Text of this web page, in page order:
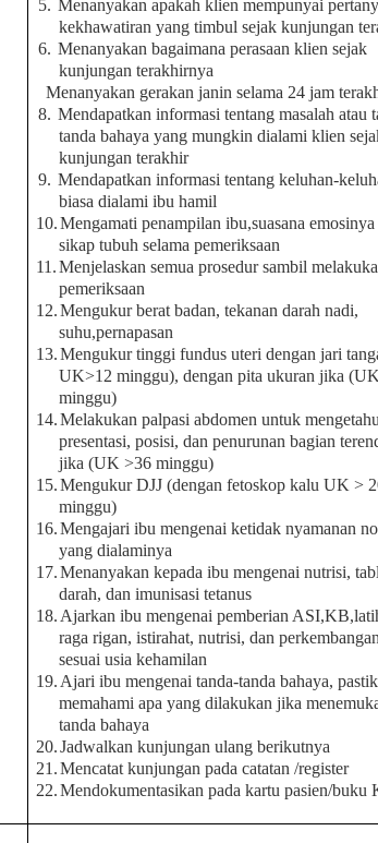
5. Menanyakan apakah klien mempunyai
kekhawatiran yang timbul sejak kunjungan
6. Menanyakan bagaimana perasaan klien sejak
kunjungan terakhirnya
Menanyakan gerakan janin selama 24 jam
8. Mendapatkan informasi tentang masalah atau
tanda bahaya yang mungkin dialami klien
kunjungan terakhir
9. Mendapatkan informasi tentang keluhan-
biasa dialami ibu hamil
10.Mengamati penampilan ibu,suasana emosinya
sikap tubuh selama pemeriksaan
11.Menjelaskan semua prosedur sambil
pemeriksaan
12.Mengukur berat badan, tekanan darah nadi,
suhu,pernapasan
13.Mengukur tinggi fundus uteri dengan jari
UK>12 minggu), dengan pita ukuran jika
minggu)
14.Melakukan palpasi abdomen untuk
presentasi, posisi, dan penurunan bagian
jika (UK >36 minggu)
15.Mengukur DJJ (dengan fetoskop kalu UK >
minggu)
16.Mengajari ibu mengenai ketidak nyamanan
yang dialaminya
17.Menanyakan kepada ibu mengenai nutrisi,
darah, dan imunisasi tetanus
18. Ajarkan ibu mengenai pemberian
raga rigan, istirahat, nutrisi, dan
sesuai usia kehamilan
19. Ajari ibu mengenai tanda-tanda bahaya,
memahami apa yang dilakukan jika
tanda bahaya
20.Jadwalkan kunjungan ulang berikutnya
21.Mencatat kunjungan pada catatan /register
22.Mendokumentasikan pada kartu pasien/buku